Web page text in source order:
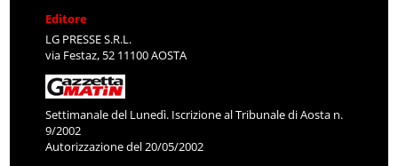
Editore
LG PRESSE S.R.L.
via Festaz, 52 11100 AOSTA
Settimanale del Lunedì. Iscrizione al Tribunale di Aosta n.
9/2002
Autorizzazione del 20/05/2002